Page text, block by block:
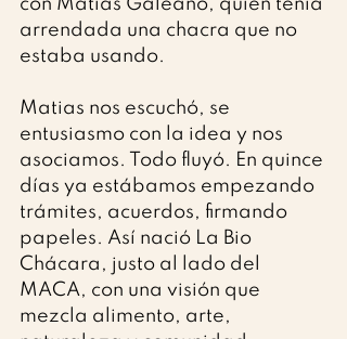
con Matías Galeano, quien tenía
arrendada una chacra que no
estaba usando.
Matias nos escuchó, se
entusiasmo con la idea y nos
asociamos. Todo fluyó. En quince
días ya estábamos empezando
trámites, acuerdos, firmando
papeles. Así nació La Bio
Chácara, justo al lado del
MACA, con una visión que
mezcla alimento, arte,